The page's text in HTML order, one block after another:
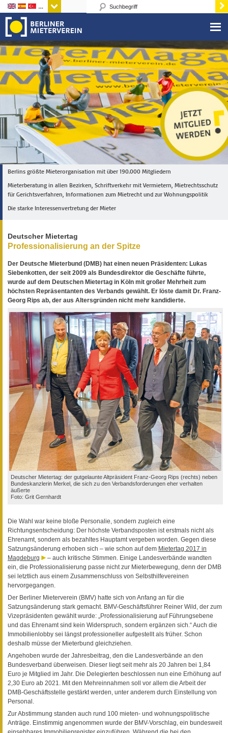
Sprachen
Berlins größte Mieterorganisation mit über 190.000 Mitgliedern
Mieterberatung in allen Bezirken, Schriftverkehr mit Vermietern, Mietrechtsschutz
für Gerichtsverfahren, Informationen zum Mietrecht und zur Wohnungspolitik
Die starke Interessenvertretung der Mieter
Deutscher Mietertag
Professionalisierung an der Spitze
Der Deutsche Mieterbund (DMB) hat einen neuen Präsidenten: Lukas
Siebenkotten, der seit 2009 als Bundesdirektor die Geschäfte führte,
wurde auf dem Deutschen Mietertag in Köln mit großer Mehrheit zum
höchsten Repräsentanten des Verbands gewählt. Er löste damit Dr. Franz-
Georg Rips ab, der aus Altersgründen nicht mehr kandidierte.
Deutscher Mietertag: der gutgelaunte Altpräsident Franz-Georg Rips (rechts) neben
Bundeskanzlerin Merkel, die sich zu den Verbandsforderungen eher verhalten
äußerte
Foto: Grit Gernhardt
Die Wahl war keine bloße Personalie, sondern zugleich eine
Richtungsentscheidung: Der höchste Verbandsposten ist erstmals nicht als
Ehrenamt, sondern als bezahltes Hauptamt vergeben worden. Gegen diese
Satzungsänderung erhoben sich – wie schon auf dem Mietertag 2017 in
Magdeburg
– auch kritische Stimmen. Einige Landesverbände wandten
ein, die Professionalisierung passe nicht zur Mieterbewegung, denn der DMB
sei letztlich aus einem Zusammenschluss von Selbsthilfevereinen
hervorgegangen.
Der Berliner Mieterverein (BMV) hatte sich von Anfang an für die
Satzungsänderung stark gemacht. BMV-Geschäftsführer Reiner Wild, der zum
Vizepräsidenten gewählt wurde: „Professionalisierung auf Führungsebene
und das Ehrenamt sind kein Widerspruch, sondern ergänzen sich.“ Auch die
Immobilienlobby sei längst professioneller aufgestellt als früher. Schon
deshalb müsse der Mieterbund gleichziehen.
Angehoben wurde der Jahresbeitrag, den die Landesverbände an den
Bundesverband überweisen. Dieser liegt seit mehr als 20 Jahren bei 1,84
Euro je Mitglied im Jahr. Die Delegierten beschlossen nun eine Erhöhung auf
2,30 Euro ab 2021. Mit den Mehreinnahmen soll vor allem die Arbeit der
DMB-Geschäftsstelle gestärkt werden, unter anderem durch Einstellung von
Personal.
Zur Abstimmung standen auch rund 100 mieten- und wohnungspolitische
Anträge. Einstimmig angenommen wurde der BMV-Vorschlag, ein bundesweit